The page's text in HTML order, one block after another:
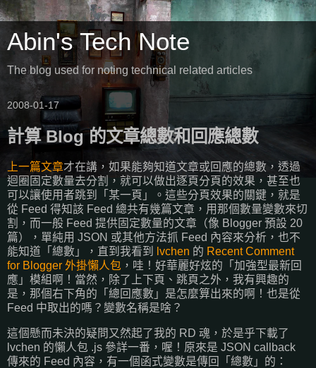
Abin's Tech Note
The blog used for noting technical related articles
2008-01-17
計算 Blog 的文章總數和回應總數
上一篇文章才在講，如果能夠知道文章或回應的總數，透過
迴圈固定數量去分割，就可以做出逐頁分頁的效果，甚至也
可以讓使用者跳到「某一頁」。這些分頁效果的關鍵，就是
從 Feed 得知該 Feed 總共有幾篇文章，用那個數量變數來切
割，而一般 Feed 提供固定數量的文章（像 Blogger 預設 20
篇），單純用 JSON 或其他方法抓 Feed 內容來分析，也不
能知道「總數」，直到我看到
lvchen 的 Recent Comment
for Blogger 外掛懶人包 ，哇！好華麗好炫的「加強型最新回
應」模組啊！當然，除了上下頁、跳頁之外，我有興趣的
是，那個右下角的「總回應數」是怎麼算出來的啊！也是從
Feed 中取出的嗎？變數名稱是啥？
這個懸而未決的疑問又然起了我的 RD 魂，於是乎下載了
lvchen 的懶人包 .js 參詳一番，喔！原來是 JSON callback
傳來的 Feed 內容，有一個函式變數是傳回「總數」的：